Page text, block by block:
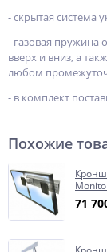
- скрытая система
- газовая пружина
вверх и вниз, а
любом
- в комплект
Похожие
71